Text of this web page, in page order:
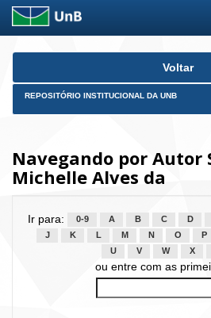
Skip
Voltar
REPOSITÓRIO INSTITUCIONAL DA UNB
Navegando por Autor
Michelle Alves da
Ir para: 0-9 A B C D
J
K L M N O P
U
V W X
ou entre com as